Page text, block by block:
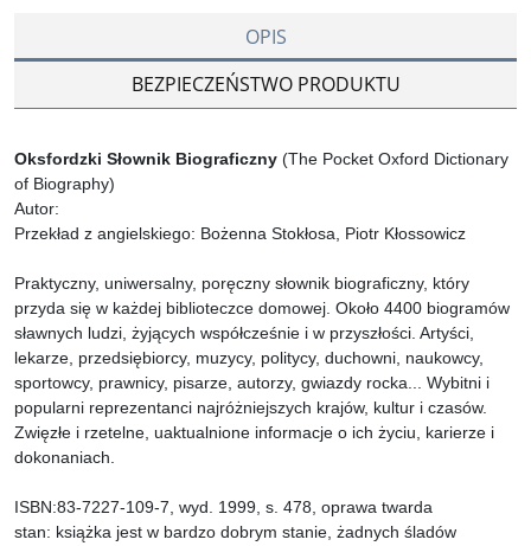
OPIS
BEZPIECZEŃSTWO PRODUKTU
Oksfordzki Słownik Biograficzny (The Pocket Oxford Dictionary
of Biography)
Autor:
Przekład z angielskiego: Bożenna Stokłosa, Piotr Kłossowicz
Praktyczny, uniwersalny, poręczny słownik biograficzny, który
przyda się w każdej biblioteczce domowej. Około 4400 biogramów
sławnych ludzi, żyjących współcześnie i w przyszłości. Artyści,
lekarze, przedsiębiorcy, muzycy, politycy, duchowni, naukowcy,
sportowcy, prawnicy, pisarze, autorzy, gwiazdy rocka... Wybitni i
popularni reprezentanci najróżniejszych krajów, kultur i czasów.
Zwięzłe i rzetelne, uaktualnione informacje o ich życiu, karierze i
dokonaniach.
ISBN:83-7227-109-7, wyd. 1999, s. 478, oprawa twarda
stan: książka jest w bardzo dobrym stanie, żadnych śladów